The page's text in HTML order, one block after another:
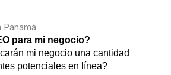
Panamá
para mi negocio?
mi negocio una cantidad
potenciales en línea?